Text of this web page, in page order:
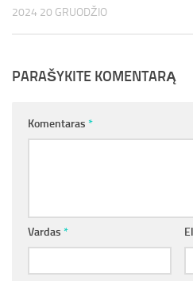
2024 20 GRUODŽIO
PARAŠYKITE KOMENTARĄ
Komentaras *
Vardas *